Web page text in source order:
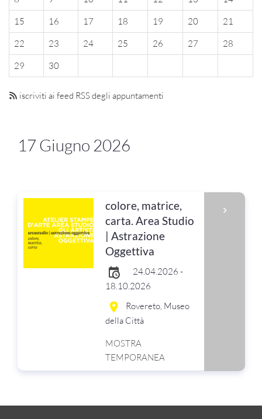
15
16 17 18 19 20
21
22
23 24 25 26 27
28
29
30
iscriviti ai feed RSS degli appuntamenti
17 Giugno 2026
colore, matrice,
carta. Area Studio
| Astrazione
Oggettiva
24.04.2026 -
18.10.2026
Rovereto, Museo
della Città
MOSTRA
TEMPORANEA